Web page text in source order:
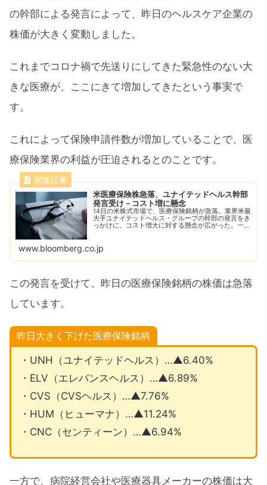
の幹部による発言によって、昨日のヘルスケア企業の
株価が大きく変動しました。
これまでコロナ禍で先送りにしてきた緊急性のない大
きな医療が、ここにきて増加してきたという事実で
す。
これによって保険申請件数が増加していることで、医
療保険業界の利益が圧迫されるとのことです。
米医療保険株急落、ユナイテッドヘルス幹部
発言受け－コスト増に懸念
14日の米株式市場で、医療保険銘柄が急落。業界米最
大手ユナイテッドヘルス・グループの幹部の発言をき
っかけに、コスト増大に対する懸念が広がった。一
www.bloomberg.co.jp
この発言を受けて、昨日の医療保険銘柄の株価は急落
しています。
昨日大きく下げた医療保険銘柄
・UNH（ユナイテッドヘルス）…▲6.40%
・ELV（エレバンスヘルス）…▲6.89%
・CVS（CVSヘルス）…▲7.76%
・HUM（ヒューマナ）…▲11.24%
・CNC（センティーン）…▲6.94%
一方で、病院経営会社や医療器具メーカーの株価は大